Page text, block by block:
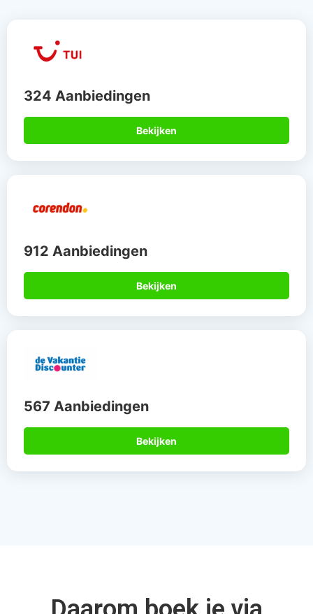
324 Aanbiedingen
Bekijken
912 Aanbiedingen
Bekijken
567 Aanbiedingen
Bekijken